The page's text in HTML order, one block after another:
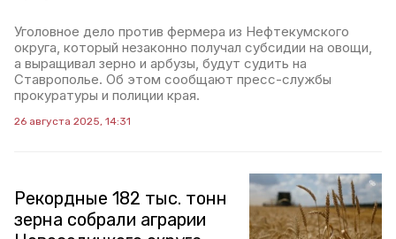
Уголовное дело против фермера из Нефтекумского
округа, который незаконно получал субсидии на овощи,
а выращивал зерно и арбузы, будут судить на
Ставрополье. Об этом сообщают пресс-службы
прокуратуры и полиции края.
26 августа 2025, 14:31
Рекордные 182 тыс. тонн
зерна собрали аграрии